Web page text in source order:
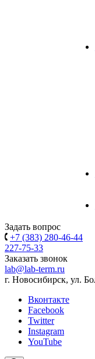
Задать вопрос
+7 (383) 280-46-44
227-75-33
Заказать звонок
lab@lab-term.ru
г. Новосибирск, ул.
Вконтакте
Facebook
Twitter
Instagram
YouTube